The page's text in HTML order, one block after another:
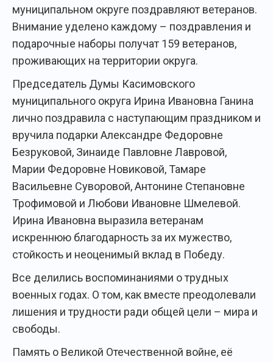
муниципальном округе поздравляют ветеранов.
Внимание уделено каждому – поздравления и
подарочные наборы получат 159 ветеранов,
проживающих на территории округа.
Председатель Думы Касимовского
муниципального округа Ирина Ивановна Ганина
лично поздравила с наступающим праздником и
вручила подарки Александре Федоровне
Безруковой, Зинаиде Павловне Лавровой,
Марии Федоровне Новиковой, Тамаре
Васильевне Суворовой, Антонине Степановне
Трофимовой и Любови Ивановне Шмелевой.
Ирина Ивановна выразила ветеранам
искреннюю благодарность за их мужество,
стойкость и неоценимый вклад в Победу.
Все делились воспоминаниями о трудных
военных годах. О том, как вместе преодолевали
лишения и трудности ради общей цели – мира и
свободы.
Память о Великой Отечественной войне, её